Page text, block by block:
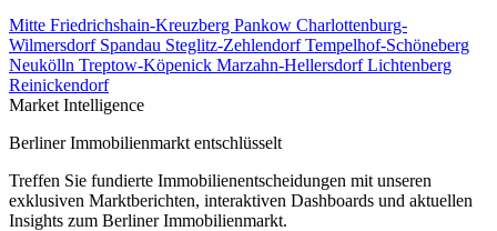
Mitte Friedrichshain-Kreuzberg Pankow Charlottenburg-
Wilmersdorf Spandau Steglitz-ZehlendorfTempelhof-Schöneberg
Neukölln Treptow-Köpenick Marzahn-HellersdorfLichtenberg
Reinickendorf
Market Intelligence
Berliner Immobilienmarkt entschlüsselt
Treffen Sie fundierte Immobilienentscheidungen mit unseren
exklusiven Marktberichten, interaktiven Dashboards und aktuellen
Insights zum Berliner Immobilienmarkt.